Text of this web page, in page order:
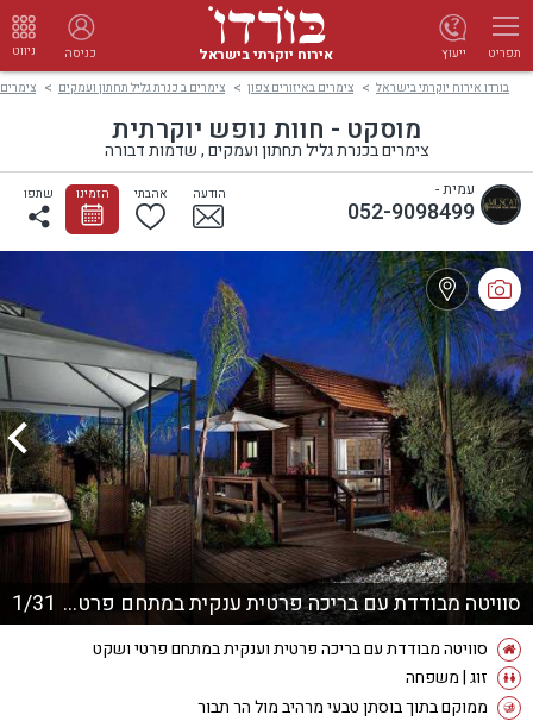
תפריט אירוח יוקרתי בישראל כניסה ניווט ייעוץ
בורדו אירוח יוקרתי בישראל צימרים באיזורים צפון צימרים ב כנרת גליל תחתון ועמקים
מוסקט - חוות נופש יוקרתית
צימרים בכנרת גליל תחתון ועמקים , שדמות דבורה
שתפו הודעה אהבתי הזמינו
052-9098499
עמית -
1/31 סוויטה מבודדת עם בריכה פרטית ענקית במתחם פרטי ושקט
סוויטה מבודדת עם בריכה פרטית וענקית במתחם פרטי ושקט
זוג | משפחה
ממוקם בתוך בוסתן טבעי מרהיב מול הר תבור